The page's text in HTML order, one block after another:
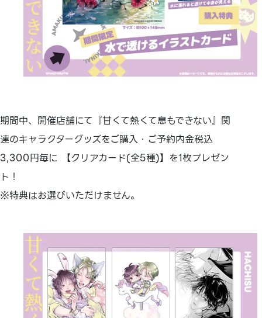
期間中、開催店舗にて『甘くて熱くて息もできない』関
連のキャラクターグッズをご購入・ご予約内金税込
3,300円毎に 【クリアカード(全5種)】を1枚プレゼン
ト！
※特典はお選びいただけません。